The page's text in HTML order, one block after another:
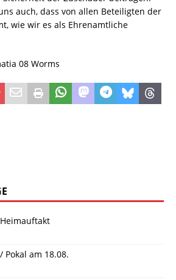
auch, dass von allen Beteiligten der
wie wir es als Ehrenamtliche
08 Worms
am 18.08.